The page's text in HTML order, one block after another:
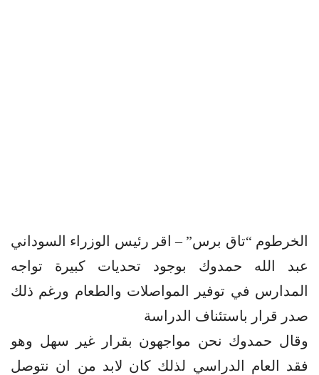
الخرطوم “تاق برس” – اقر رئيس الوزراء السوداني
عبد الله حمدوك بوجود تحديات كبيرة تواجه
المدارس في توفير المواصلات والطعام ورغم ذلك
صدر قرار باستئناف الدراسة
وقال حمدوك نحن مواجهون بقرار غير سهل وهو
فقد العام الدراسي لذلك كان لابد من ان نتوصل